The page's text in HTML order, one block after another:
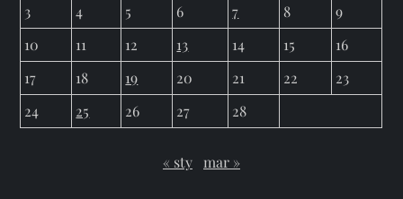
3
4 5 6 7 8
9
10
11 12 13 14 15
16
17
18 19 20 21 22
23
24
25 26 27 28
« sty mar »